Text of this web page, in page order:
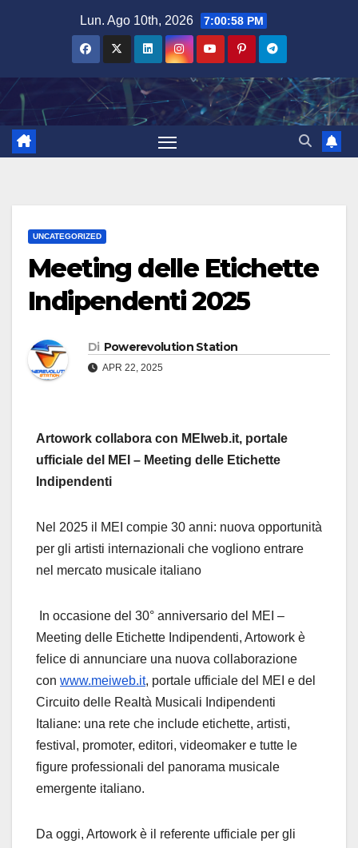
Lun. Ago 10th, 2026 7:00:59 PM
UNCATEGORIZED
Meeting delle Etichette
Indipendenti 2025
Di Powerevolution Station
APR 22, 2025
Artowork collabora con MEIweb.it, portale
ufficiale del MEI – Meeting delle Etichette
Indipendenti
Nel 2025 il MEI compie 30 anni: nuova opportunità
per gli artisti internazionali che vogliono entrare
nel mercato musicale italiano
In occasione del 30° anniversario del MEI –
Meeting delle Etichette Indipendenti, Artowork è
felice di annunciare una nuova collaborazione
con www.meiweb.it, portale ufficiale del MEI e del
Circuito delle Realtà Musicali Indipendenti
Italiane: una rete che include etichette, artisti,
festival, promoter, editori, videomaker e tutte le
figure professionali del panorama musicale
emergente italiano.
Da oggi, Artowork è il referente ufficiale per gli